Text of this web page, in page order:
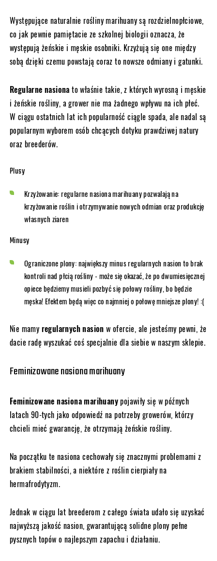
Występujące naturalnie rośliny marihuany są rozdzielnopłciowe,
co jak pewnie pamiętacie ze szkolnej biologii oznacza, że
występują żeńskie i męskie osobniki. Krzyżują się one między
sobą dzięki czemu powstają coraz to nowsze odmiany i gatunki.
Regularne nasiona to właśnie takie, z których wyrosną i męskie
i żeńskie rośliny, a grower nie ma żadnego wpływu na ich płeć.
W ciągu ostatnich lat ich popularność ciągle spada, ale nadal są
popularnym wyborem osób chcących dotyku prawdziwej natury
oraz breederów.
Plusy
Krzyżowanie: regularne nasiona marihuany pozwalają na
krzyżowanie roślin i otrzymywanie nowych odmian oraz produkcję
własnych ziaren
Minusy
Ograniczone plony: największy minus regularnych nasion to brak
kontroli nad płcią rośliny - może się okazać, że po dwumiesięcznej
opiece będziemy musieli pozbyć się połowy rośliny, bo będzie
męska! Efektem będą więc co najmniej o połowę mniejsze plony! :(
Nie mamy regularnych nasion w ofercie, ale jesteśmy pewni, że
dacie radę wyszukać coś specjalnie dla siebie w naszym sklepie.
Feminizowane nasiona marihuany
Feminizowane nasiona marihuanypojawiły się w późnych
latach 90-tych jako odpowiedź na potrzeby growerów, którzy
chcieli mieć gwarancję, że otrzymają żeńskie rośliny.
Na początku te nasiona cechowały się znacznymi problemami z
brakiem stabilności, a niektóre z roślin cierpiały na
hermafrodytyzm.
Jednak w ciągu lat breederom z całego świata udało się uzyskać
najwyższą jakość nasion, gwarantującą solidne plony pełne
pysznych topów o najlepszym zapachu i działaniu.